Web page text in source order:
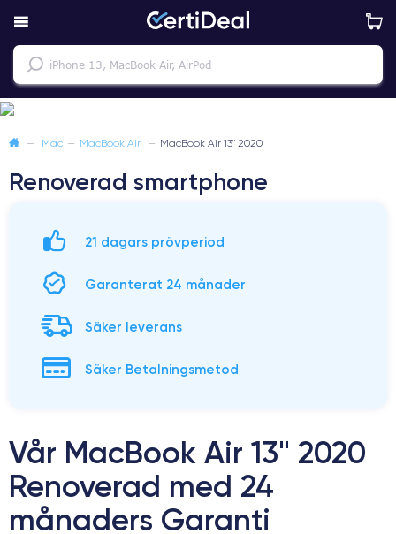
— Mac — MacBook Air — MacBook Air 13" 2020
Renoverad smartphone
21 dagars prövperiod
Garanterat 24 månader
Säker leverans
Säker Betalningsmetod
Vår MacBook Air 13" 2020
Renoverad med 24
månaders Garanti